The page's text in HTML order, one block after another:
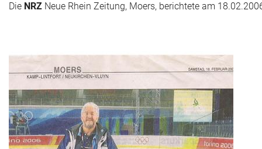
Sprüche
Die NRZ Neue Rhein Zeitung, Moers, berichtete am